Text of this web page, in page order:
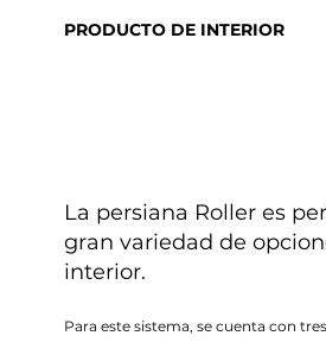
PRODUCTO DE INTERIOR
La persiana Roller es
gran variedad de
interior.
Para este sistema, se cuenta con